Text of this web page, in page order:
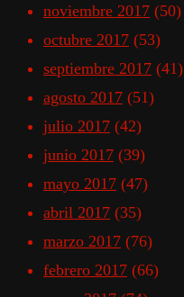
noviembre 2017 (50)
octubre 2017 (53)
septiembre 2017 (41)
agosto 2017 (51)
julio 2017 (42)
junio 2017 (39)
mayo 2017 (47)
abril 2017 (35)
marzo 2017 (76)
febrero 2017 (66)